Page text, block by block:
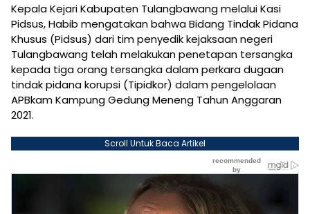
Kepala Kejari Kabupaten Tulangbawang melalui Kasi
Pidsus, Habib mengatakan bahwa Bidang Tindak Pidana
Khusus (Pidsus) dari tim penyedik kejaksaan negeri
Tulangbawang telah melakukan penetapan tersangka
kepada tiga orang tersangka dalam perkara dugaan
tindak pidana korupsi (Tipidkor) dalam pengelolaan
APBkam Kampung Gedung Meneng Tahun Anggaran
2021.
Scroll Untuk Baca Artikel